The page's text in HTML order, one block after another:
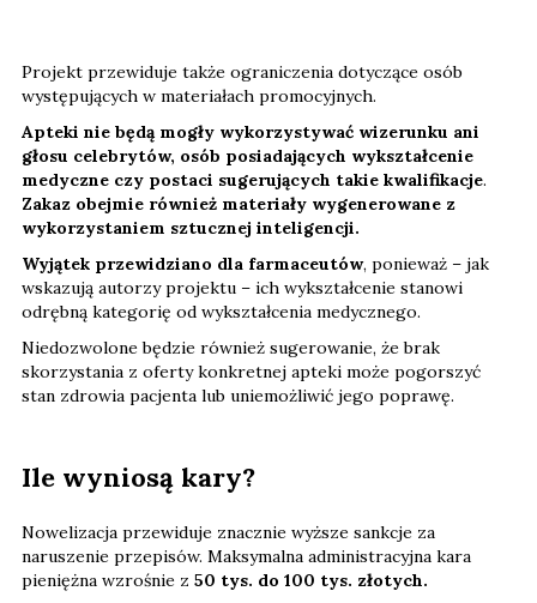
Projekt przewiduje także ograniczenia dotyczące osób
występujących w materiałach promocyjnych.
Apteki nie będą mogły wykorzystywać wizerunku ani
głosu celebrytów, osób posiadających wykształcenie
medyczne czy postaci sugerujących takie kwalifikacje.
Zakaz obejmie również materiały wygenerowane z
wykorzystaniem sztucznej inteligencji.
Wyjątek przewidziano dla farmaceutów, ponieważ – jak
wskazują autorzy projektu – ich wykształcenie stanowi
odrębną kategorię od wykształcenia medycznego.
Niedozwolone będzie również sugerowanie, że brak
skorzystania z oferty konkretnej apteki może pogorszyć
stan zdrowia pacjenta lub uniemożliwić jego poprawę.
Ile wyniosą kary?
Nowelizacja przewiduje znacznie wyższe sankcje za
naruszenie przepisów. Maksymalna administracyjna kara
pieniężna wzrośnie z 50 tys. do 100 tys. złotych.